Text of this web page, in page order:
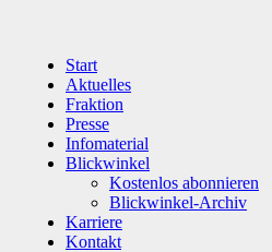
Start
Aktuelles
Fraktion
Presse
Infomaterial
Blickwinkel
Kostenlos abonnieren
Blickwinkel-Archiv
Karriere
Kontakt